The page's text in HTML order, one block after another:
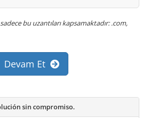
bu uzantıları kapsamaktadır: .com,
Devam Et
sin compromiso.